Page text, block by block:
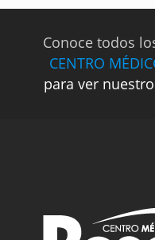
Conoce todos
CENTRO
para ver